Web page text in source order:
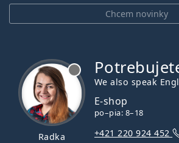
Chcem novinky
Radka
We also speak
E-shop
po–pia: 8–18
+421 220 924 452